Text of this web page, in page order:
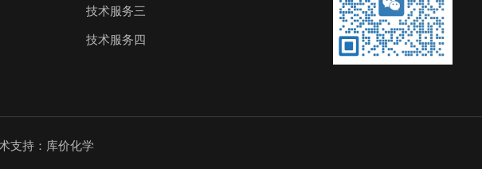
技术服务三
技术服务四
支持：库价化学